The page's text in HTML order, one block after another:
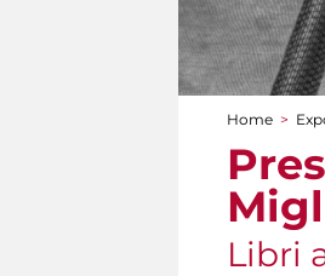
You
Home >
Libri